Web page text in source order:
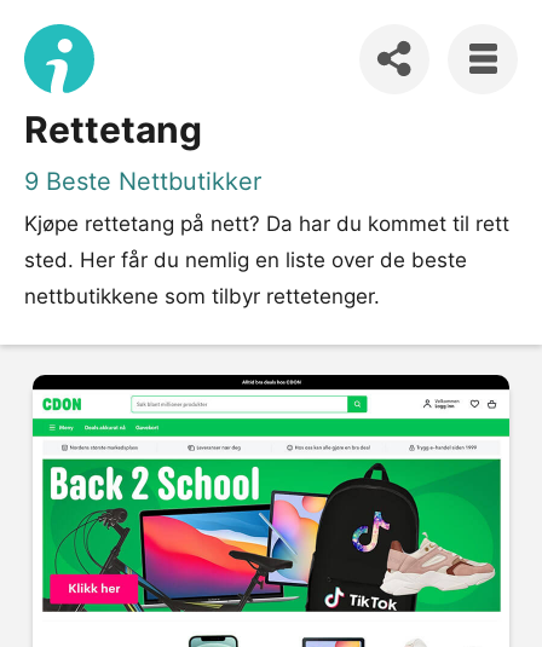
Rettetang
9 Beste Nettbutikker
Kjøpe rettetang på nett? Da har du kommet til rett
sted. Her får du nemlig en liste over de beste
nettbutikkene som tilbyr rettetenger.